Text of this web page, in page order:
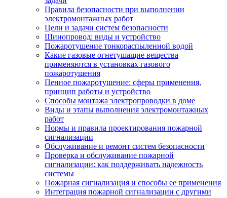
Правила безопасности при выполнении
электромонтажных работ
Цели и задачи систем безопасности
Шинопровод: виды и устройство
Пожаротушение тонкораспыленной водой
Какие газовые огнетушащие вещества
применяются в установках газового
пожаротушения
Пенное пожаротушение: сферы применения,
принцип работы и устройство
Способы монтажа электропроводки в доме
Виды и этапы выполнения электромонтажных
работ
Нормы и правила проектирования пожарной
сигнализации
Обслуживание и ремонт систем безопасности
Проверка и обслуживание пожарной
сигнализации: как поддерживать надежность
системы
Пожарная сигнализация и способы ее применения
Интеграция пожарной сигнализации с другими